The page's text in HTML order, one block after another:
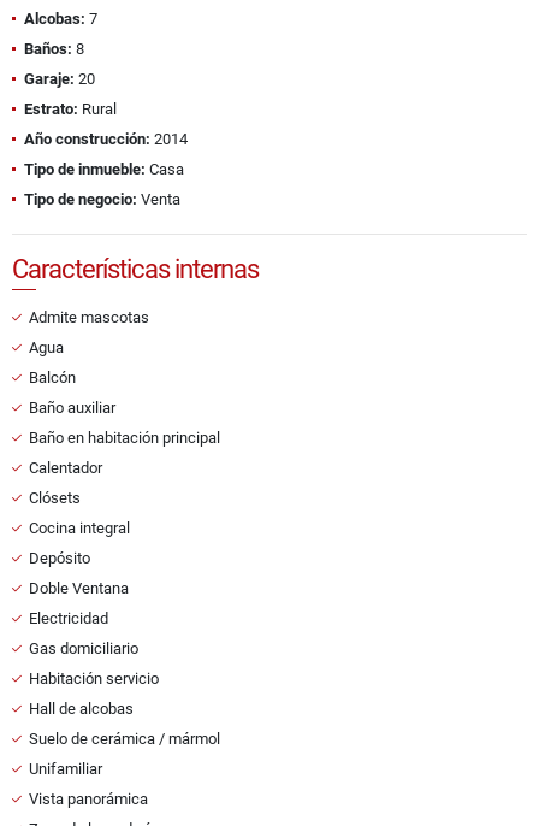
Alcobas: 7
Baños: 8
Garaje: 20
Estrato: Rural
Año construcción: 2014
Tipo de inmueble: Casa
Tipo de negocio: Venta
Características internas
Admite mascotas
Agua
Balcón
Baño auxiliar
Baño en habitación principal
Calentador
Clósets
Cocina integral
Depósito
Doble Ventana
Electricidad
Gas domiciliario
Habitación servicio
Hall de alcobas
Suelo de cerámica / mármol
Unifamiliar
Vista panorámica